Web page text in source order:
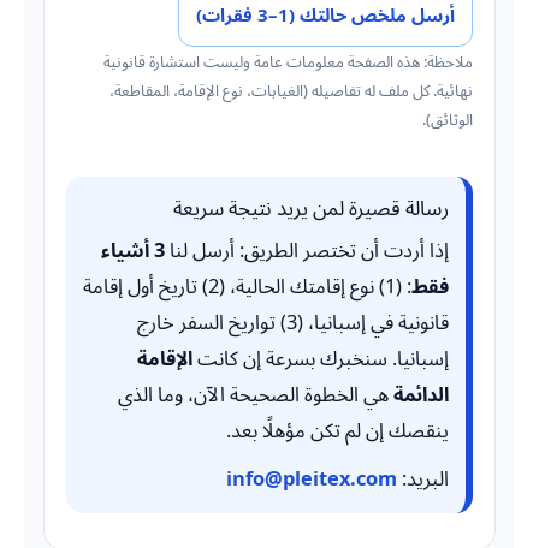
أرسل ملخص حالتك (1–3 فقرات)
ملاحظة: هذه الصفحة معلومات عامة وليست استشارة قانونية
نهائية. كل ملف له تفاصيله (الغيابات، نوع الإقامة، المقاطعة،
الوثائق).
رسالة قصيرة لمن يريد نتيجة سريعة
إذا أردت أن تختصر الطريق: أرسل لنا
3 أشياء
فقط
: (1) نوع إقامتك الحالية، (2) تاريخ أول إقامة
قانونية في إسبانيا، (3) تواريخ السفر خارج
إسبانيا. سنخبرك بسرعة إن كانتالإقامة
الدائمةهي الخطوة الصحيحة الآن، وما الذي
ينقصك إن لم تكن مؤهلًا بعد.
البريد: info@pleitex.com